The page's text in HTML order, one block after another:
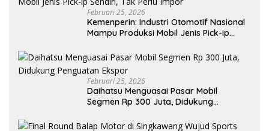
Februari 25, 2026
Kemenperin: Industri Otomotif Nasional
Mampu Produksi Mobil Jenis Pick-ip
Februari 25, 2026
Daihatsu Menguasai Pasar Mobil
Segmen Rp 300 Juta, Didukung